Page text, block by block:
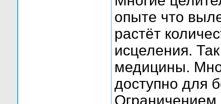
опыте что
растёт
исцеления.
медицины.
доступно для
Ограничением